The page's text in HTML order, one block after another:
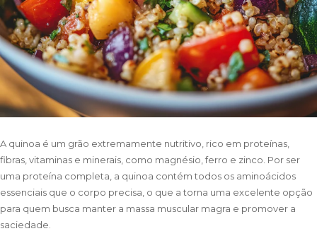
A quinoa é um grão extremamente nutritivo, rico em proteínas,
fibras, vitaminas e minerais, como magnésio, ferro e zinco. Por ser
uma proteína completa, a quinoa contém todos os aminoácidos
essenciais que o corpo precisa, o que a torna uma excelente opção
para quem busca manter a massa muscular magra e promover a
saciedade.